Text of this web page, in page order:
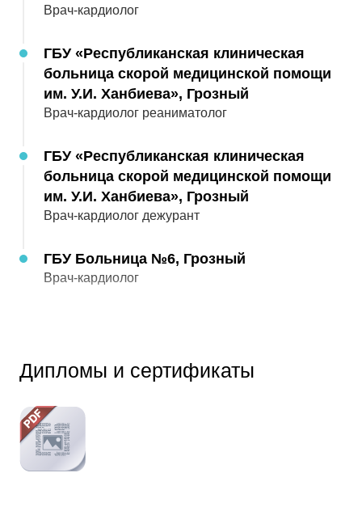
Шикарная, понятная консультация
Оценка: 5 Автор скрыт
🙏🏼🫶🏼😻
консультация. Доктор очень хороший
Оценка:
Врач-кардиолог
ГБУ «Республиканская клиническая
больница скорой медицинской помощи
им. У.И. Ханбиева», Грозный
Врач-кардиолог реаниматолог
ГБУ «Республиканская клиническая
больница скорой медицинской помощи
им. У.И. Ханбиева», Грозный
Врач-кардиолог дежурант
ГБУ Больница №6, Грозный
Врач-кардиолог
Дипломы и сертификаты